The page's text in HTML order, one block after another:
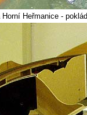
Heřmanice -